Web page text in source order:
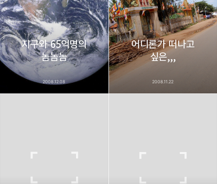
카카오스토리 밴드 네이버 블로그
지구와 65억명의
놈놈놈
2008.12.08
어디론가 떠나고
싶은,,,
2008.11.22